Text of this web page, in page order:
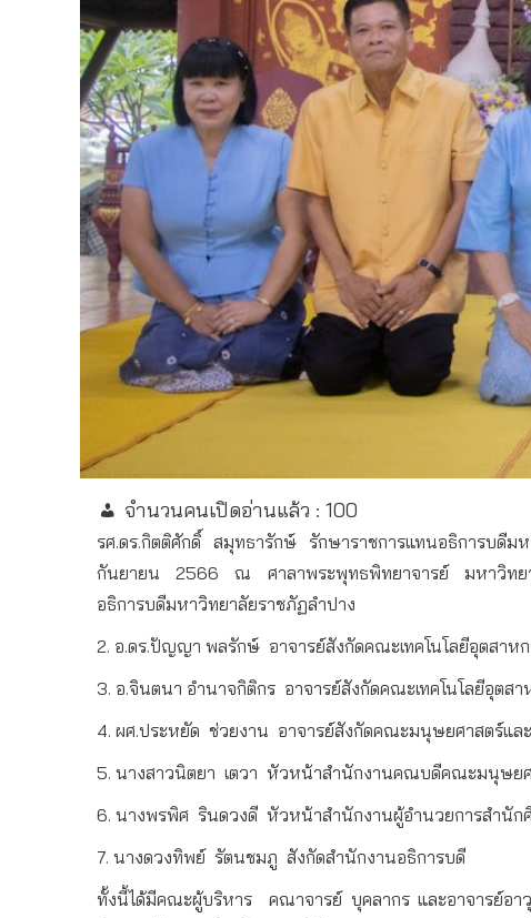
จำนวนคนเปิดอ่านแล้ว : 100
รศ.ดร.กิตติศักดิ์ สมุทธารักษ์ รักษาราชการแทนอธิการบดีม
กันยายน
2566 ณ ศาลาพระพุทธพิทยาจารย์ มหาวิทย
อธิการบดีมหาวิทยาลัยราชภัฏลำปาง
2. อ.ดร.ปัญญา พลรักษ์ อาจารย์สังกัดคณะเทคโนโลยีอุตสาห
3. อ.จินตนา อำนาจกิติกร อาจารย์สังกัดคณะเทคโนโลยีอุตสา
4. ผศ.ประหยัด ช่วยงาน อาจารย์สังกัดคณะมนุษยศาสตร์แล
5. นางสาวนิตยา เตวา หัวหน้าสำนักงานคณบดีคณะมนุษยศ
6. นางพรพิศ รินดวงดี หัวหน้าสำนักงานผู้อำนวยการสำนัก
7. นางดวงทิพย์ รัตนชมภู สังกัดสำนักงานอธิการบดี
ทั้งนี้ได้มีคณะผู้บริหาร
คณาจารย์ บุคลากร และอาจารย์อา